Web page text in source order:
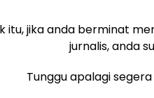
itu, jika anda berminat
jurnalis, anda
Tunggu apalagi